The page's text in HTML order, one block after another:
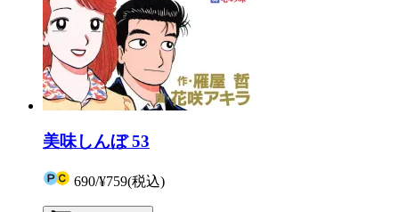
美味しんぼ 53
690/¥759(税込)